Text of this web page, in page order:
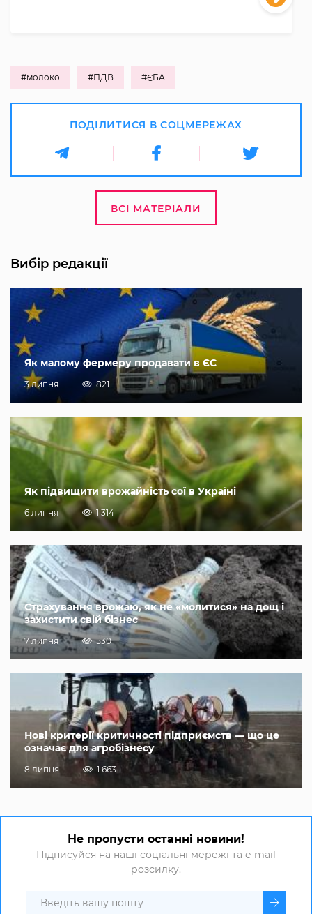
#молоко #ПДВ #ЄБА
ПОДІЛИТИСЯ В СОЦМЕРЕЖАХ
ВСІ МАТЕРІАЛИ
Вибір редакції
Як малому фермеру продавати в ЄС
3 липня 821
Як підвищити врожайність сої в Україні
6 липня 1 314
Страхування врожаю, як не «молитися» на дощ і
захистити свій бізнес
7 липня 530
Нові критерії критичності підприємств — що це
означає для агробізнесу
8 липня 1 663
Не пропусти останні новини!
Підписуйся на наші соціальні мережі та e-mail
розсилку.